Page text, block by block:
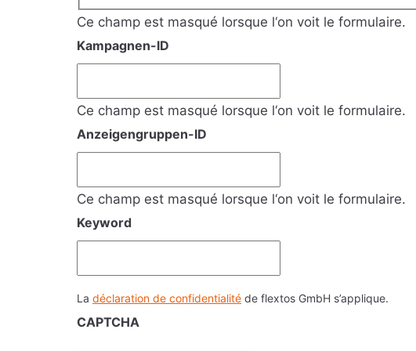
Ce champ est masqué lorsque l‘on voit le formulaire.
Kampagnen-ID
Ce champ est masqué lorsque l‘on voit le formulaire.
Anzeigengruppen-ID
Ce champ est masqué lorsque l‘on voit le formulaire.
Keyword
La déclaration de confidentialité de flextos GmbH s’applique.
CAPTCHA